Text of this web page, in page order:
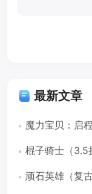
最新文章
魔力宝贝：启程
棍子骑士（3.5
顽石英雄（复